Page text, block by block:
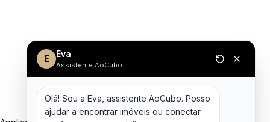
E Eva
Assistente AoCubo
Olá! Sou a Eva, assistente AoCubo. Posso
ajudar a encontrar imóveis ou conectar